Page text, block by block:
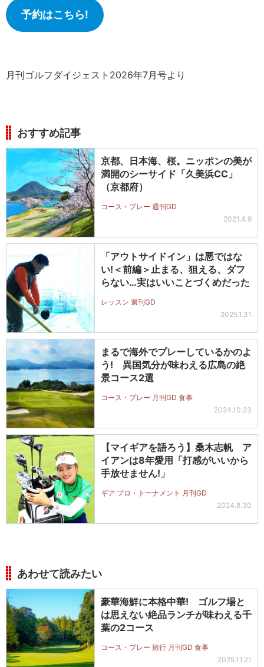
予約はこちら!
月刊ゴルフダイジェスト2026年7月号より
おすすめ記事
京都、日本海、桜。ニッポンの美が
満開のシーサイド「久美浜CC」
（京都府）
コース・プレー 週刊GD
2021.4.9
「アウトサイドイン」は悪ではな
い!＜前編＞止まる、狙える、ダフ
らない…実はいいことづくめだった
レッスン 週刊GD
2025.1.31
まるで海外でプレーしているかのよ
う! 異国気分が味わえる広島の絶
景コース2選
コース・プレー 月刊GD 食事
2024.10.23
【マイギアを語ろう】桑木志帆 ア
イアンは8年愛用「打感がいいから
手放せません!」
ギア プロ・トーナメント 月刊GD
2024.8.30
あわせて読みたい
豪華海鮮に本格中華! ゴルフ場と
は思えない絶品ランチが味わえる千
葉の2コース
コース・プレー 旅行 月刊GD 食事
2025.11.21